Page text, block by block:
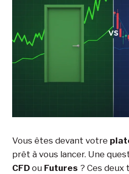
Vous êtes devant votre
prêt à vous lancer. Une
CFD ou Futures ? Ces